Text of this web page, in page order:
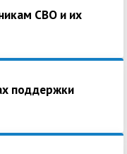
СВО и их
поддержки